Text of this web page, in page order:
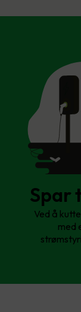
Spar
Ved å
med